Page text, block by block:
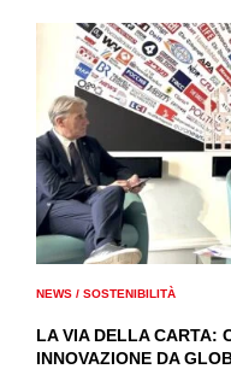
NEWS / SOSTENIBILITÀ
LA VIA DELLA CARTA:
INNOVAZIONE DA